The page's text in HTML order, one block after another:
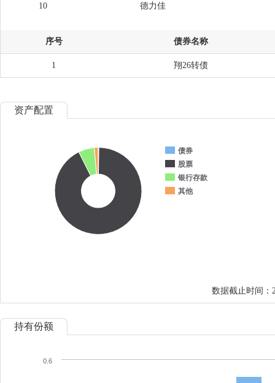
10 德力佳
序号 债券名称
1 翔26转债
资产配置
债券
股票
银行存款
其他
数据截止时间：
持有份额
0.6